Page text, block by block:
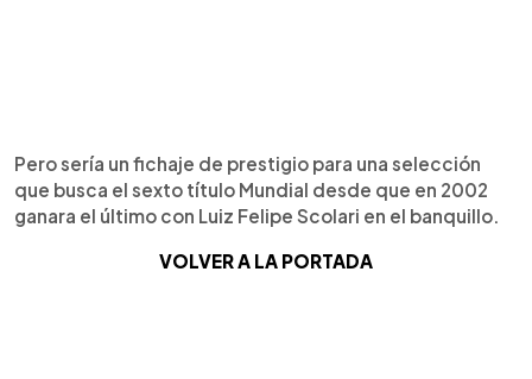
Pero sería un fichaje de prestigio para una selección
que busca el sexto título Mundial desde que en 2002
ganara el último con Luiz Felipe Scolari en el banquillo.
VOLVER A LA PORTADA